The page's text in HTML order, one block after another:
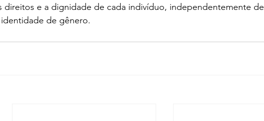
direitos e a dignidade de cada indivíduo, independentemente de
de gênero.